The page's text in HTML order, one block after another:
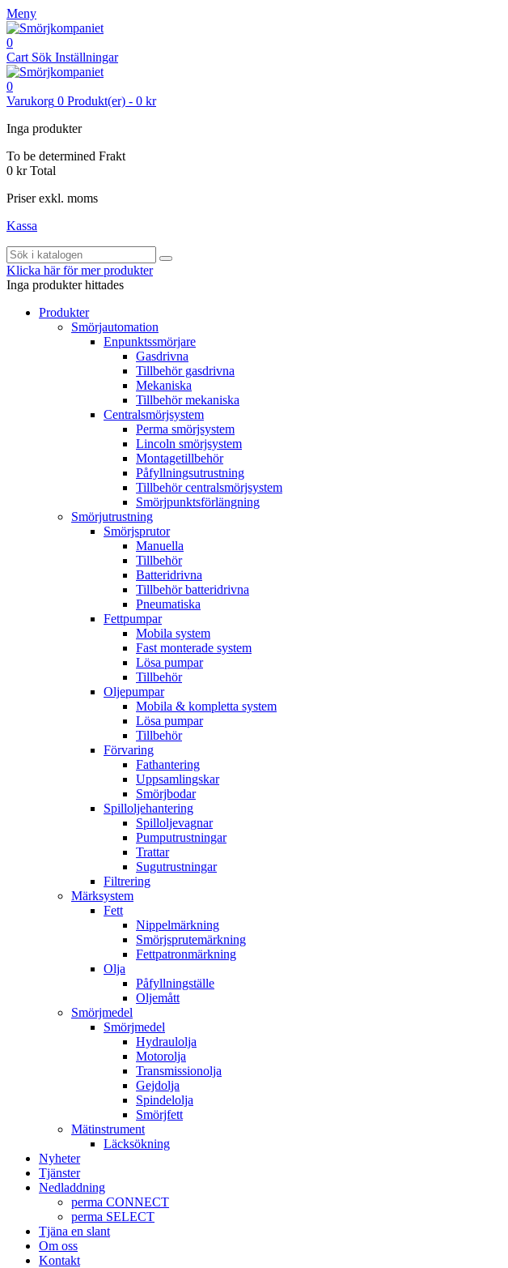
Meny
0
Cart Sök Inställningar
0
Varukorg 0 Produkt(er) - 0 kr
Inga produkter
To be determined Frakt
0 kr Total
Priser exkl. moms
Kassa
Klicka här för mer produkter
Inga produkter hittades
Produkter
Smörjautomation
Enpunktssmörjare
Gasdrivna
Tillbehör gasdrivna
Mekaniska
Tillbehör mekaniska
Centralsmörjsystem
Perma smörjsystem
Lincoln smörjsystem
Montagetillbehör
Påfyllningsutrustning
Tillbehör centralsmörjsystem
Smörjpunktsförlängning
Smörjutrustning
Smörjsprutor
Manuella
Tillbehör
Batteridrivna
Tillbehör batteridrivna
Pneumatiska
Fettpumpar
Mobila system
Fast monterade system
Lösa pumpar
Tillbehör
Oljepumpar
Mobila & kompletta system
Lösa pumpar
Tillbehör
Förvaring
Fathantering
Uppsamlingskar
Smörjbodar
Spilloljehantering
Spilloljevagnar
Pumputrustningar
Trattar
Sugutrustningar
Filtrering
Märksystem
Fett
Nippelmärkning
Smörjsprutemärkning
Fettpatronmärkning
Olja
Påfyllningställe
Oljemått
Smörjmedel
Smörjmedel
Hydraulolja
Motorolja
Transmissionolja
Gejdolja
Spindelolja
Smörjfett
Mätinstrument
Läcksökning
Nyheter
Tjänster
Nedladdning
perma CONNECT
perma SELECT
Tjäna en slant
Om oss
Kontakt